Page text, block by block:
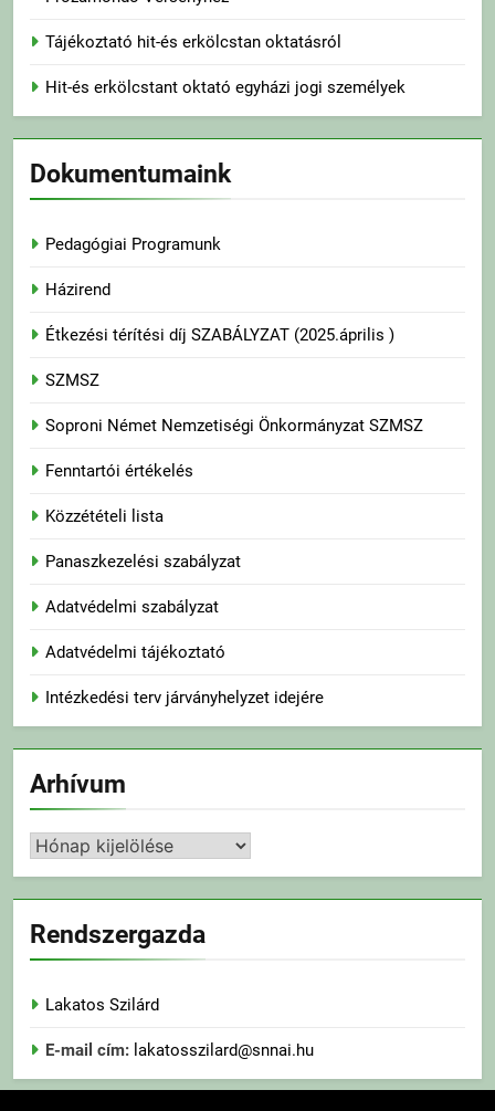
Tájékoztató hit-és erkölcstan oktatásról
Hit-és erkölcstant oktató egyházi jogi személyek
Dokumentumaink
Pedagógiai Programunk
Házirend
Étkezési térítési díj SZABÁLYZAT (2025.április )
SZMSZ
Soproni Német Nemzetiségi Önkormányzat SZMSZ
Fenntartói értékelés
Közzétételi lista
Panaszkezelési szabályzat
Adatvédelmi szabályzat
Adatvédelmi tájékoztató
Intézkedési terv járványhelyzet idejére
Arhívum
Arhívum
Rendszergazda
Lakatos Szilárd
E-mail cím: lakatosszilard@snnai.hu